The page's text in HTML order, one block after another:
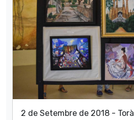
2 de Setembre de 2018 - Torà